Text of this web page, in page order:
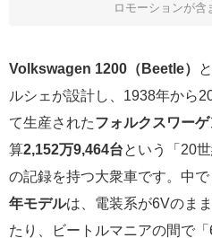
ロモーションが含
Volkswagen 1200（Beetle）
ルシェが設計し、1938年から
て生産されたフォルクスワーゲ
算2,152万9,464台 という「20
の記録を持つ大衆車です。中
年モデルは、電装系が6Vのま
たり、ビートルマニアの間で